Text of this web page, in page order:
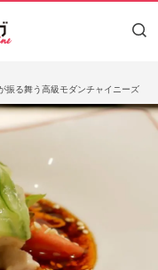
振る舞う高級モダンチャイニーズ